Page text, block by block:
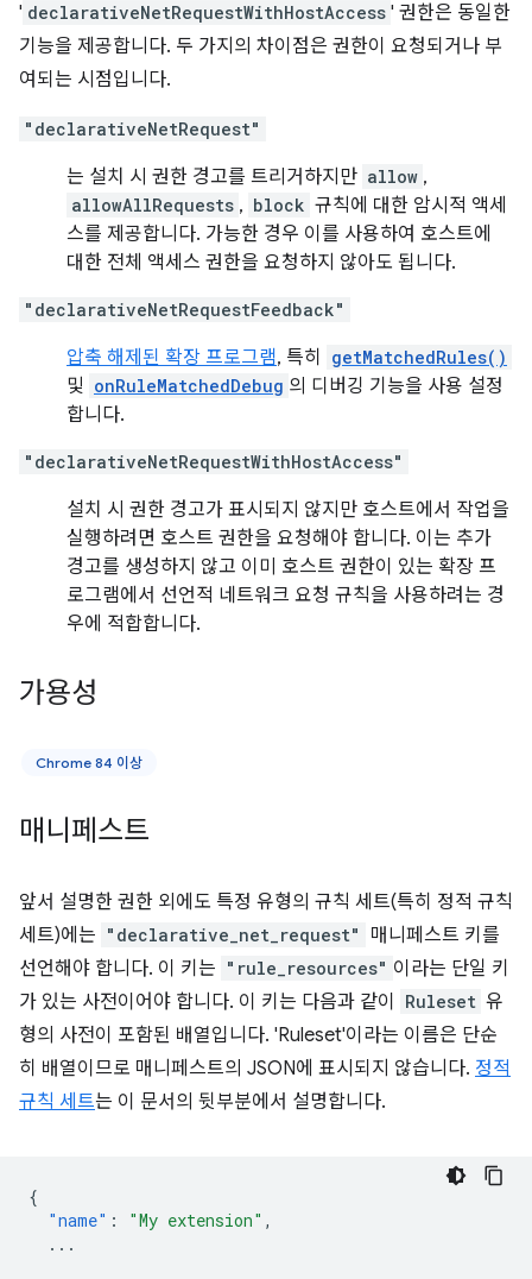
' declarativeNetRequestWithHostAccess ' 권한은 동일한
기능을 제공합니다. 두 가지의 차이점은 권한이 요청되거나 부
여되는 시점입니다.
"declarativeNetRequest"
는 설치 시 권한 경고를 트리거하지만 allow ,
allowAllRequests , block 규칙에 대한 암시적 액세
스를 제공합니다. 가능한 경우 이를 사용하여 호스트에
대한 전체 액세스 권한을 요청하지 않아도 됩니다.
"declarativeNetRequestFeedback"
압축 해제된 확장 프로그램, 특히 getMatchedRules()
및 onRuleMatchedDebug 의 디버깅 기능을 사용 설정
합니다.
"declarativeNetRequestWithHostAccess"
설치 시 권한 경고가 표시되지 않지만 호스트에서 작업을
실행하려면 호스트 권한을 요청해야 합니다. 이는 추가
경고를 생성하지 않고 이미 호스트 권한이 있는 확장 프
로그램에서 선언적 네트워크 요청 규칙을 사용하려는 경
우에 적합합니다.
가용성
Chrome 84 이상
매니페스트
앞서 설명한 권한 외에도 특정 유형의 규칙 세트(특히 정적 규칙
세트)에는 "declarative_net_request"
매니페스트 키를
선언해야 합니다. 이 키는 "rule_resources" 이라는 단일 키
가 있는 사전이어야 합니다. 이 키는 다음과 같이
Ruleset 유
형의 사전이 포함된 배열입니다. 'Ruleset'이라는 이름은 단순
히 배열이므로 매니페스트의 JSON에 표시되지 않습니다. 정적
규칙 세트는 이 문서의 뒷부분에서 설명합니다.
{
"name" : "My extension" ,
...